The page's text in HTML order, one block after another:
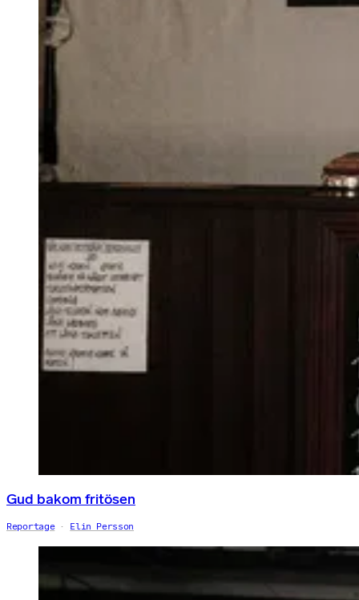
Gud bakom fritösen
Reportage Elin Persson